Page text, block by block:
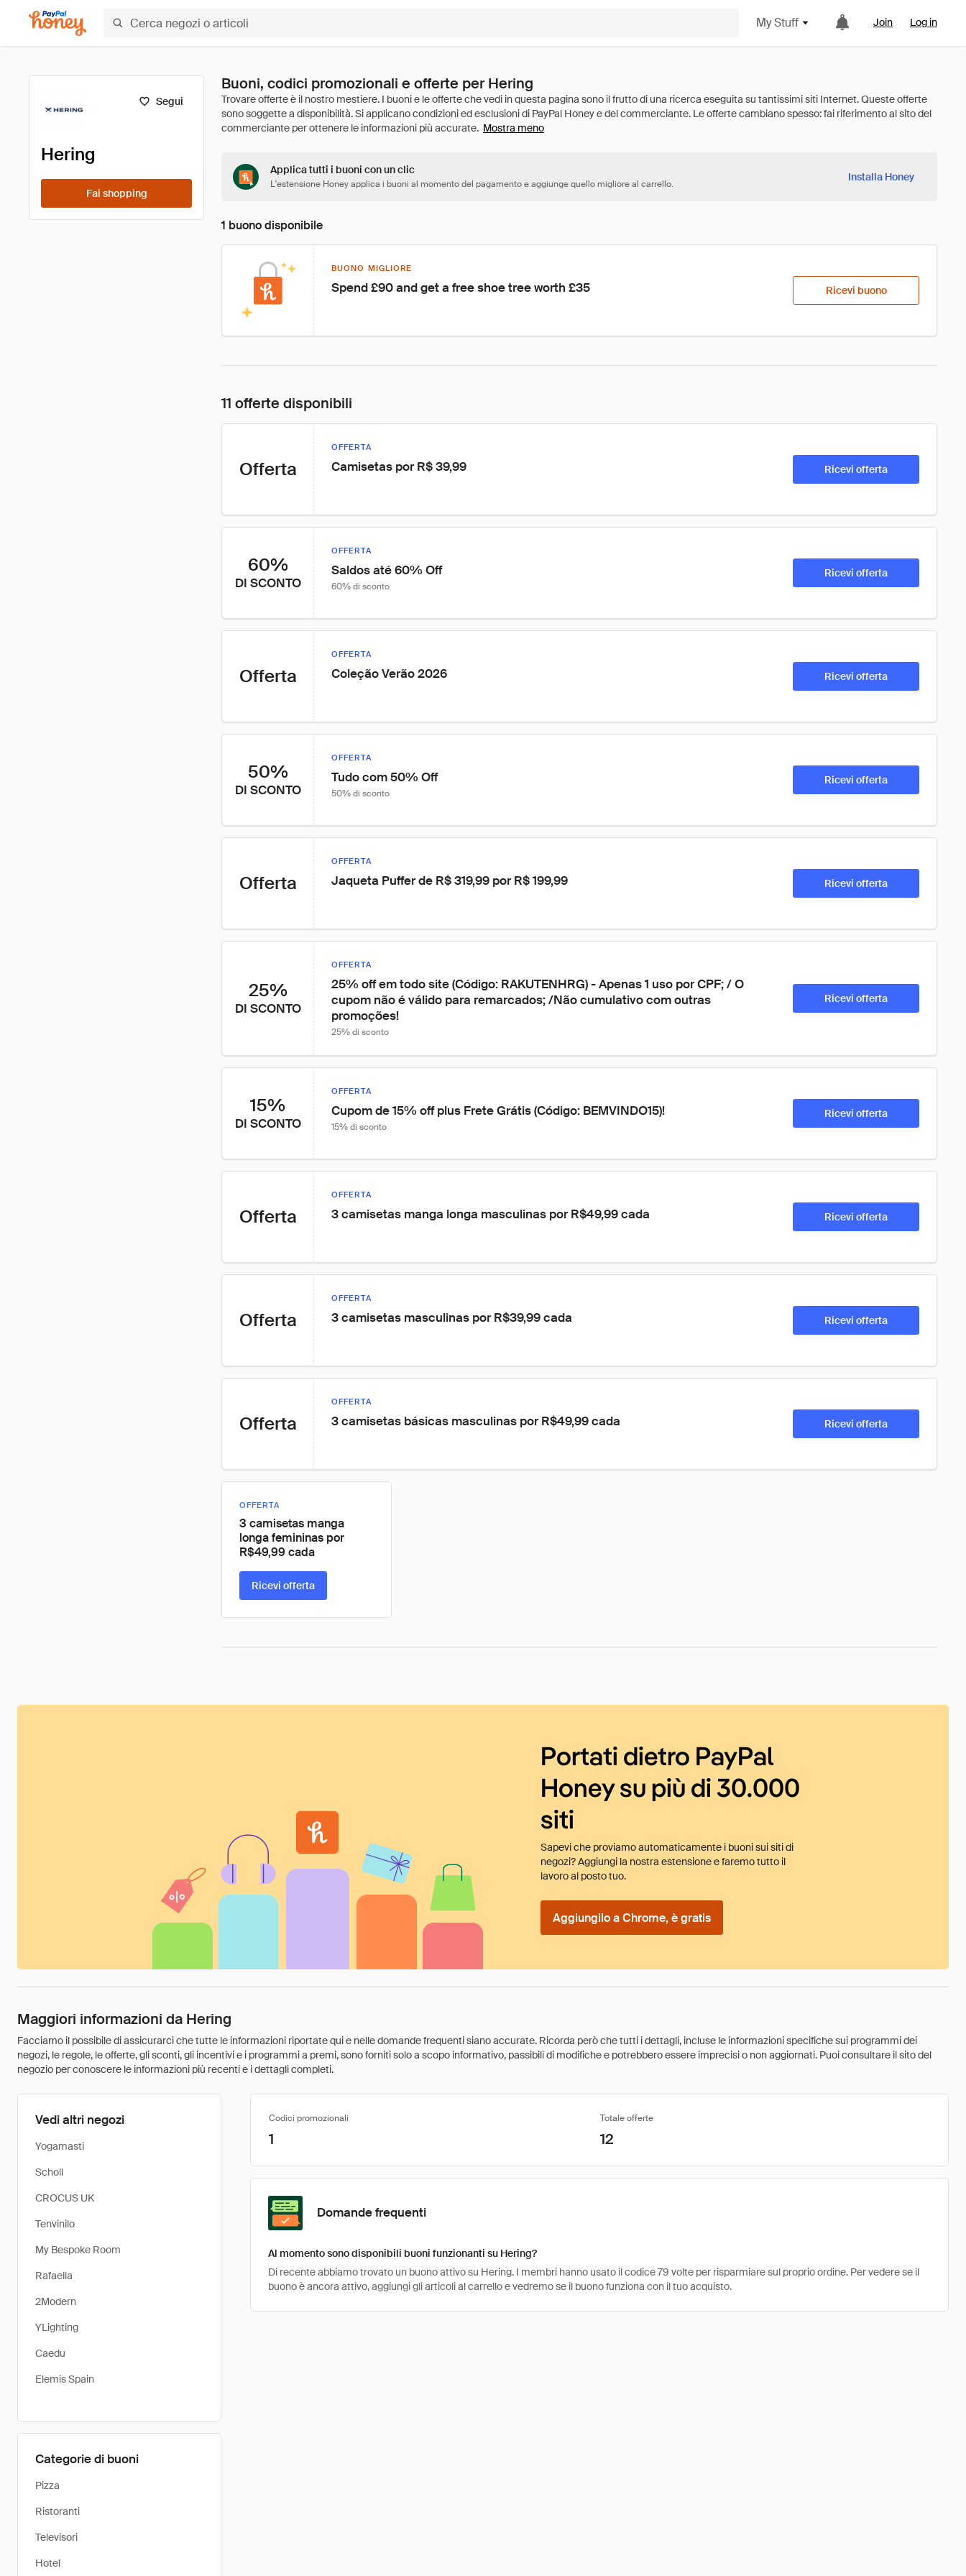
My Stuff Join Log in
Segui
Hering
Fai shopping
Buoni, codici promozionali e offerte per Hering
Mostra meno
Applica tutti i buoni con un clic
L'estensione Honey applica i buoni al momento del pagamento e aggiunge quello migliore al carrello.
Installa Honey
1 buono disponibile
BUONO MIGLIORE
Spend £90 and get a free shoe tree worth £35 Ricevi buono
11 offerte disponibili
Offerta
OFFERTA
Camisetas por R$ 39,99 Ricevi offerta
60%
DI SCONTO
OFFERTA
Saldos até 60% Off
60% di sconto
Ricevi offerta
Offerta
OFFERTA
Coleção Verão 2026 Ricevi offerta
50%
DI SCONTO
OFFERTA
Tudo com 50% Off
50% di sconto
Ricevi offerta
Offerta
OFFERTA
Jaqueta Puffer de R$ 319,99 por R$ 199,99 Ricevi offerta
25%
DI SCONTO
OFFERTA
25% off em todo site (Código: RAKUTENHRG) - Apenas 1 uso por CPF; / O
cupom não é válido para remarcados; /Não cumulativo com outras
promoções!
25% di sconto
Ricevi offerta
15%
DI SCONTO
OFFERTA
Cupom de 15% off plus Frete Grátis (Código: BEMVINDO15)!
15% di sconto
Ricevi offerta
Offerta
OFFERTA
3 camisetas manga longa masculinas por R$49,99 cada Ricevi offerta
Offerta
OFFERTA
3 camisetas masculinas por R$39,99 cada Ricevi offerta
Offerta
OFFERTA
3 camisetas básicas masculinas por R$49,99 cada Ricevi offerta
OFFERTA
3 camisetas manga
longa femininas por
R$49,99 cada
Ricevi offerta
Portati dietro PayPal
Honey su più di 30.000
siti
Sapevi che proviamo automaticamente i buoni sui siti di
negozi? Aggiungi la nostra estensione e faremo tutto il
lavoro al posto tuo.
Aggiungilo a Chrome, è gratis
Maggiori informazioni da Hering
Facciamo il possibile di assicurarci che tutte le informazioni riportate qui e nelle domande frequenti siano accurate. Ricorda però che tutti i dettagli, incluse le informazioni specifiche sui programmi dei
negozi, le regole, le offerte, gli sconti, gli incentivi e i programmi a premi, sono forniti solo a scopo informativo, passibili di modifiche e potrebbero essere imprecisi o non aggiornati. Puoi consultare il sito del
negozio per conoscere le informazioni più recenti e i dettagli completi.
Vedi altri negozi
Yogamasti
Scholl
CROCUS UK
Tenvinilo
My Bespoke Room
Rafaella
2Modern
YLighting
Caedu
Elemis Spain
Categorie di buoni
Pizza
Ristoranti
Televisori
Hotel
Codici promozionali Totale offerte
1 12
Domande frequenti
Al momento sono disponibili buoni funzionanti su Hering?
Di recente abbiamo trovato un buono attivo su Hering. I membri hanno usato il codice 79 volte per risparmiare sul proprio ordine. Per vedere se il
buono è ancora attivo, aggiungi gli articoli al carrello e vedremo se il buono funziona con il tuo acquisto.